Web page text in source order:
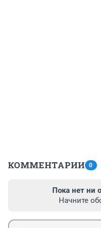
КОММЕНТАРИИ 0
Пока нет ни
Начните